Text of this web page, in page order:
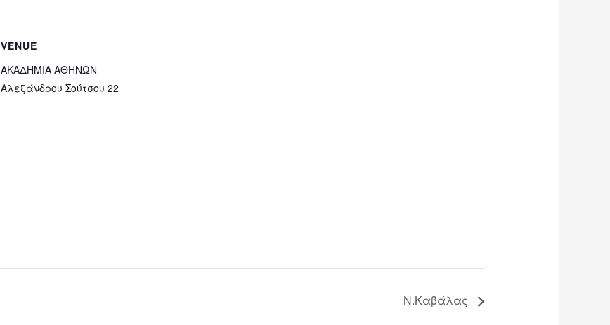
VENUE
ΑΚΑΔΗΜΙΑ ΑΘΗΝΩΝ
Αλεξάνδρου Σούτσου 22
Ν.Καβάλας